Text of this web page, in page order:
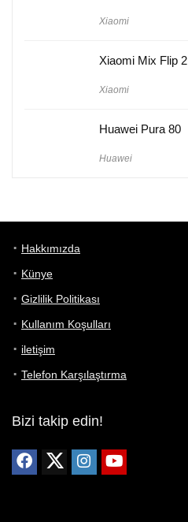
Xiaomi
Xiaomi Mix Flip 2
Xiaomi
Huawei Pura 80
Huawei
Hakkımızda
Künye
Gizlilik Politikası
Kullanım Koşulları
iletişim
Telefon Karşılaştırma
Bizi takip edin!